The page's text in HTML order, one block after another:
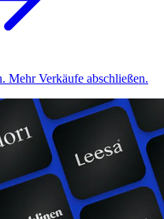
Mehr Verkäufe abschließen.